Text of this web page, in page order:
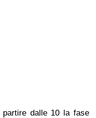
dalle 10 la fase